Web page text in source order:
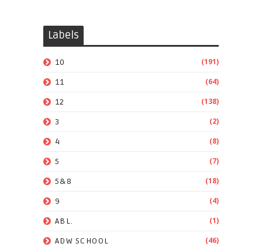
Labels
10 (191)
11 (64)
12 (138)
3 (2)
4 (8)
5 (7)
5&8 (18)
9 (4)
ABL. (1)
ADW SCHOOL (46)